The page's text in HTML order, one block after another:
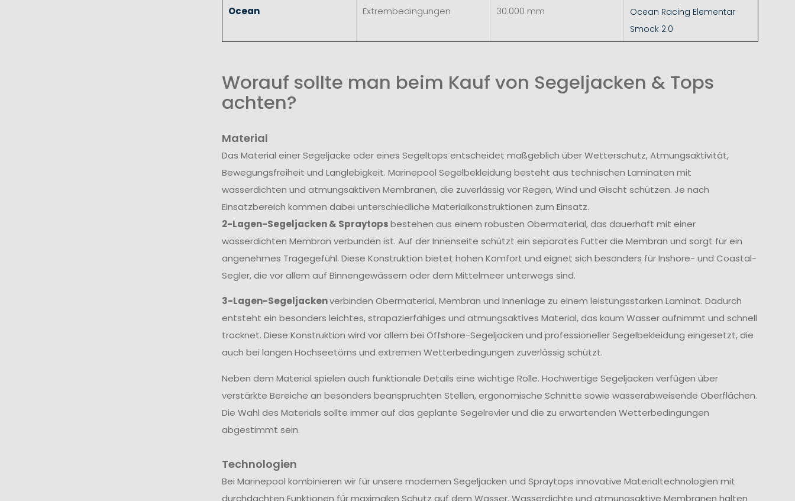
Ocean Extrembedingungen 30.000 mm
Ocean Racing Elementar
Smock 2.0
Worauf sollte man beim Kauf von Segeljacken & Tops
achten?
Material
Das Material einer Segeljacke oder eines Segeltops entscheidet maßgeblich über Wetterschutz, Atmungsaktivität,
Bewegungsfreiheit und Langlebigkeit. Marinepool Segelbekleidung besteht aus technischen Laminaten mit
wasserdichten und atmungsaktiven Membranen, die zuverlässig vor Regen, Wind und Gischt schützen. Je nach
Einsatzbereich kommen dabei unterschiedliche Materialkonstruktionen zum Einsatz.
2-Lagen-Segeljacken & Spraytopsbestehen aus einem robusten Obermaterial, das dauerhaft mit einer
wasserdichten Membran verbunden ist. Auf der Innenseite schützt ein separates Futter die Membran und sorgt für ein
angenehmes Tragegefühl. Diese Konstruktion bietet hohen Komfort und eignet sich besonders für Inshore- und Coastal-
Segler, die vor allem auf Binnengewässern oder dem Mittelmeer unterwegs sind.
3-Lagen-Segeljackenverbinden Obermaterial, Membran und Innenlage zu einem leistungsstarken Laminat. Dadurch
entsteht ein besonders leichtes, strapazierfähiges und atmungsaktives Material, das kaum Wasser aufnimmt und schnell
trocknet. Diese Konstruktion wird vor allem bei Offshore-Segeljacken und professioneller Segelbekleidung eingesetzt, die
auch bei langen Hochseetörns und extremen Wetterbedingungen zuverlässig schützt.
Neben dem Material spielen auch funktionale Details eine wichtige Rolle. Hochwertige Segeljacken verfügen über
verstärkte Bereiche an besonders beanspruchten Stellen, ergonomische Schnitte sowie wasserabweisende Oberflächen.
Die Wahl des Materials sollte immer auf das geplante Segelrevier und die zu erwartenden Wetterbedingungen
abgestimmt sein.
Technologien
Bei Marinepool kombinieren wir für unsere modernen Segeljacken und Spraytops innovative Materialtechnologien mit
durchdachten Funktionen für maximalen Schutz auf dem Wasser. Wasserdichte und atmungsaktive Membranen halten